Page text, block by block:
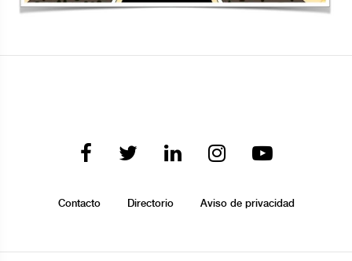
Contacto Directorio Aviso de privacidad